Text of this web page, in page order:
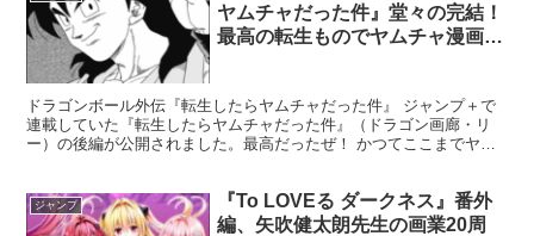
ヤムチャだった件』堂々の完結！
最高の転生ものでヤムチャ漫画だ
ドラゴンボール外伝『転生したらヤムチャだった件』 ジャンプ＋で
連載していた『転生したらヤムチャだった件』（ドラゴン画廊・リ
ー）の後編が公開されました。最高だったぜ！ かつてここまでヤム
ジャンプ
『To LOVEる ダークネス』番外
編、矢吹健太朗先生の画業20周